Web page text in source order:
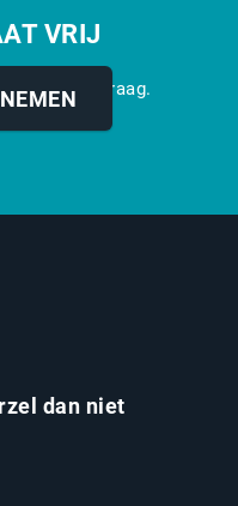
VRIJ
helpen u graag.
dan niet